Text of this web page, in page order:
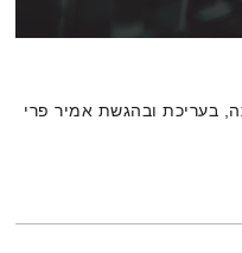
בעריכת ובהגשת אמיר פרי